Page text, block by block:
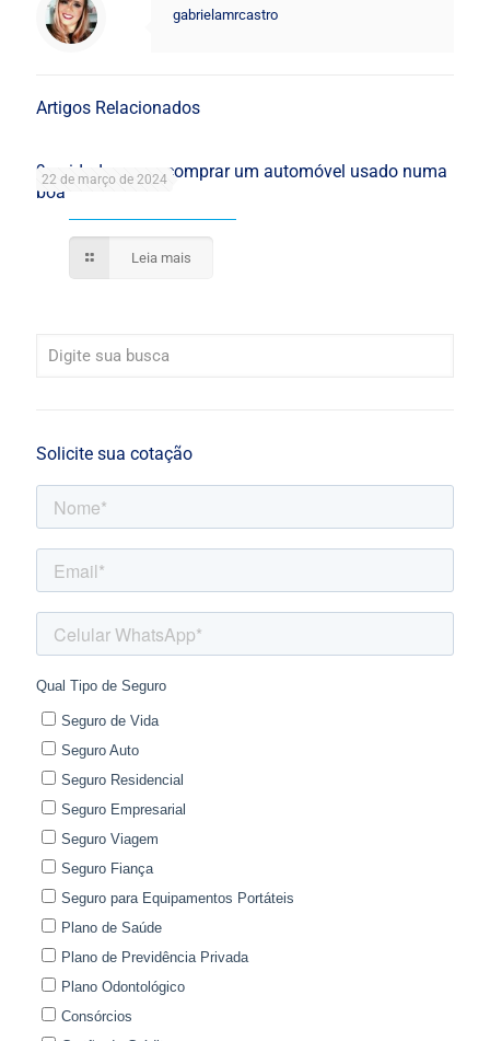
gabrielamrcastro
Artigos Relacionados
22 de março de 2024
9 cuidados para comprar um automóvel usado numa
boa
Leia mais
Solicite sua cotação